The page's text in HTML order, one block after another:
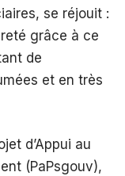
se réjouit :
grâce à ce
de
et en très
d’Appui au
(PaPsgouv),